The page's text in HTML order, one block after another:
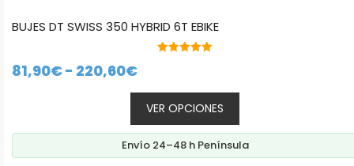
BUJES DT SWISS 350 HYBRID 6T EBIKE
81,90€- 220,60€Rango
de
precios:
desde
81,90€
VER OPCIONES
Envío 24–48 h Península